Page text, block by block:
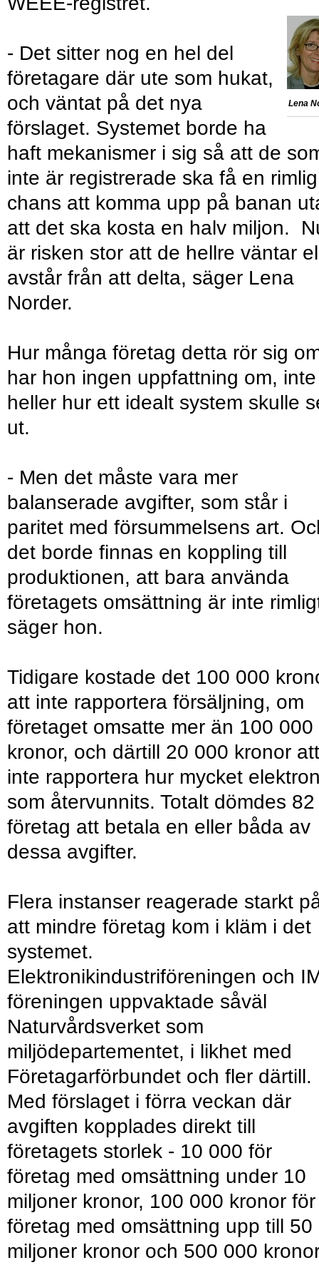
Lena
- Det sitter nog en hel del
företagare där ute som hukat,
och väntat på det nya
förslaget. Systemet borde ha
haft mekanismer i sig så att de
inte är registrerade ska få en rimlig
chans att komma upp på banan
att det ska kosta en halv miljon.
är risken stor att de hellre väntar
avstår från att delta, säger Lena
Norder.
Hur många företag detta rör sig
har hon ingen uppfattning om, inte
heller hur ett idealt system skulle
ut.
- Men det måste vara mer
balanserade avgifter, som står i
paritet med försummelsens art.
det borde finnas en koppling till
produktionen, att bara använda
företagets omsättning är inte
säger hon.
Tidigare kostade det 100 000
att inte rapportera försäljning, om
företaget omsatte mer än 100 000
kronor, och därtill 20 000 kronor att
inte rapportera hur mycket
som återvunnits. Totalt dömdes 82
företag att betala en eller båda av
dessa avgifter.
Flera instanser reagerade starkt
att mindre företag kom i kläm i det
systemet.
Elektronikindustriföreningen och
föreningen uppvaktade såväl
Naturvårdsverket som
miljödepartementet, i likhet med
Företagarförbundet och fler därtill.
Med förslaget i förra veckan där
avgiften kopplades direkt till
företagets storlek - 10 000 för
företag med omsättning under 10
miljoner kronor, 100 000 kronor för
företag med omsättning upp till 50
miljoner kronor och 500 000